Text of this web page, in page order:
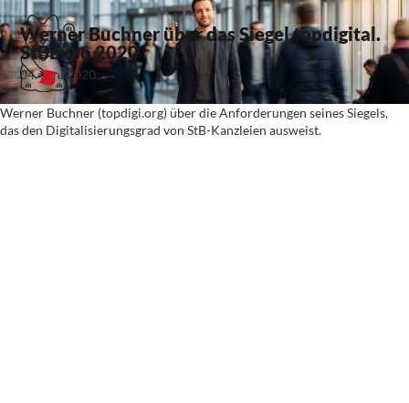
Werner Buchner über das Siegel topdigital.
StBExpo 2020
04. Juni 2020
Werner Buchner (topdigi.org) über die Anforderungen seines Siegels,
das den Digitalisierungsgrad von StB-Kanzleien ausweist.